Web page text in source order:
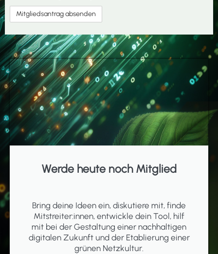
Werde heute noch Mitglied
Bring deine Ideen ein, diskutiere mit, finde
Mitstreiter:innen, entwickle dein Tool, hilf
mit bei der Gestaltung einer nachhaltigen
digitalen Zukunft und der Etablierung einer
grünen Netzkultur.